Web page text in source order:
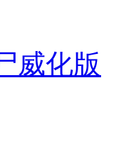
威化版